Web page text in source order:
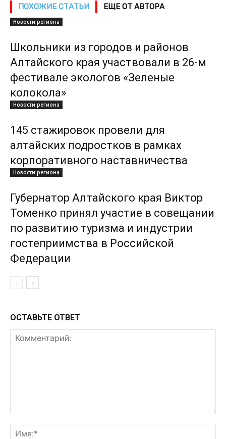
ПОХОЖИЕ СТАТЬИ ЕЩЕ ОТ АВТОРА
Новости региона
Школьники из городов и районов
Алтайского края участвовали в 26-м
фестивале экологов «Зеленые
колокола»
Новости региона
145 стажировок провели для
алтайских подростков в рамках
корпоративного наставничества
Новости региона
Губернатор Алтайского края Виктор
Томенко принял участие в совещании
по развитию туризма и индустрии
гостеприимства в Российской
Федерации
ОСТАВЬТЕ ОТВЕТ